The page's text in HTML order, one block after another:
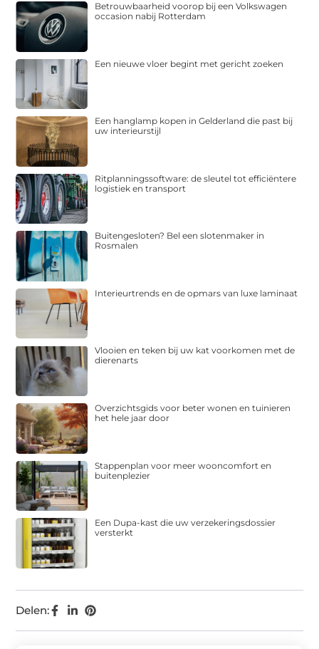
Delen:
Betrouwbaarheid voorop bij een Volkswagen
occasion nabij Rotterdam
Een nieuwe vloer begint met gericht zoeken
Een hanglamp kopen in Gelderland die past bij
uw interieurstijl
Ritplanningssoftware: de sleutel tot efficiëntere
logistiek en transport
Buitengesloten? Bel een slotenmaker in
Rosmalen
Interieurtrends en de opmars van luxe laminaat
Vlooien en teken bij uw kat voorkomen met de
dierenarts
Overzichtsgids voor beter wonen en tuinieren
het hele jaar door
Stappenplan voor meer wooncomfort en
buitenplezier
Een Dupa-kast die uw verzekeringsdossier
versterkt